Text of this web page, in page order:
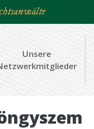
Unsere